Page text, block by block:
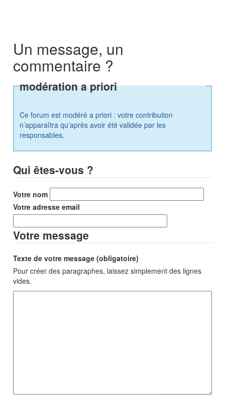
Un message, un
commentaire ?
modération a priori
Ce forum est modéré a priori : votre contribution
n’apparaîtra qu’après avoir été validée par les
responsables.
Qui êtes-vous ?
Votre nom
Votre adresse email
Votre message
Texte de votre message (obligatoire)
Pour créer des paragraphes, laissez simplement des lignes
vides.